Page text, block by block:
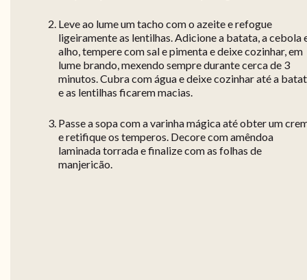
Leve ao lume um tacho com o azeite e refogue
ligeiramente as lentilhas. Adicione a batata, a cebola
alho, tempere com sal e pimenta e deixe cozinhar, em
lume brando, mexendo sempre durante cerca de 3
minutos. Cubra com água e deixe cozinhar até a
e as lentilhas ficarem macias.
Passe a sopa com a varinha mágica até obter um
e retifique os temperos. Decore com amêndoa
laminada torrada e finalize com as folhas de
manjericão.